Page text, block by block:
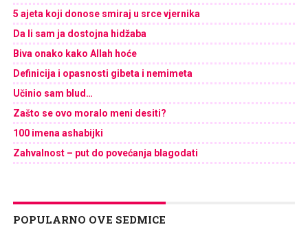
5 ajeta koji donose smiraj u srce vjernika
Da li sam ja dostojna hidžaba
Biva onako kako Allah hoće
Definicija i opasnosti gibeta i nemimeta
Učinio sam blud…
Zašto se ovo moralo meni desiti?
100 imena ashabijki
Zahvalnost – put do povećanja blagodati
POPULARNO OVE SEDMICE